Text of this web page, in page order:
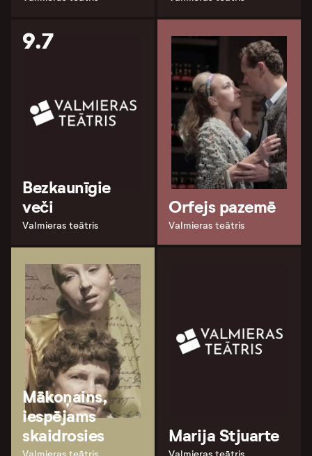
9.7
Bezkaunīgie
veči
Valmieras teātris
Orfejs pazemē
Valmieras teātris
Mākoņains,
iespējams
skaidrosies
Marija Stjuarte